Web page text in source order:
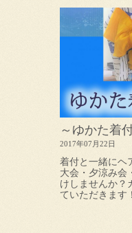
～ゆかた着
2017年07月22日
着付と一緒にヘ
大会・夕涼み会
けしませんか？
ていただきます！